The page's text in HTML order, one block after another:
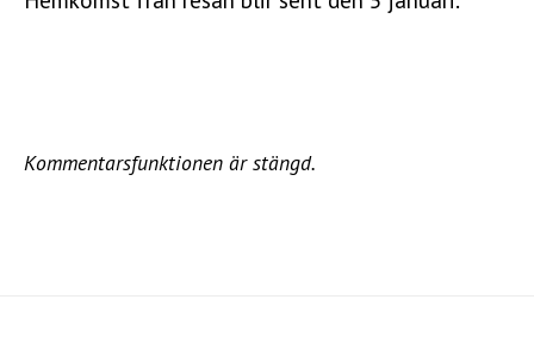
Kommentarsfunktionen är stängd.